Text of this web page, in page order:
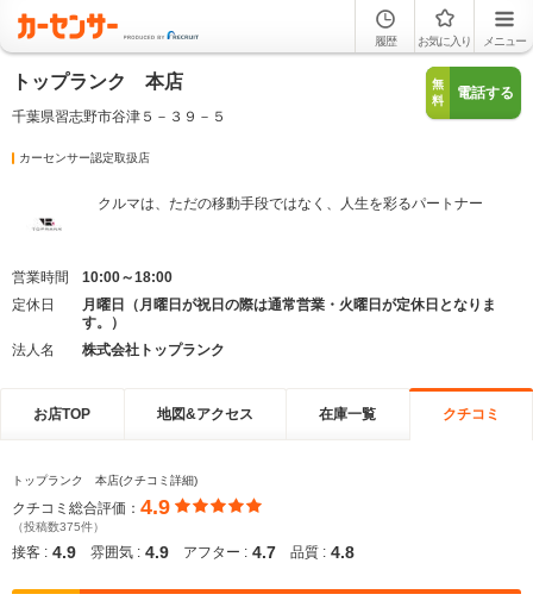
履歴 お気に入り メニュー
トップランク 本店
千葉県習志野市谷津５－３９－５
無
料
電話する
カーセンサー認定取扱店
クルマは、ただの移動手段ではなく、人生を彩るパートナー
営業時間
10:00～18:00
定休日
月曜日（月曜日が祝日の際は通常営業・火曜日が定休日となりま
す。）
法人名
株式会社トップランク
お店TOP 地図&アクセス 在庫一覧 クチコミ
トップランク 本店(クチコミ詳細)
クチコミ総合評価： 4.9
（投稿数375件）
接客 : 4.9 雰囲気 : 4.9 アフター : 4.7 品質 : 4.8